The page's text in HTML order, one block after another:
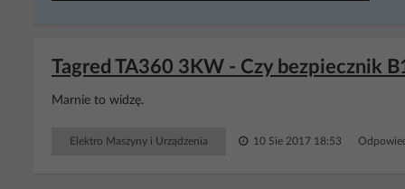
Tagred TA360 3KW - Czy bezpiecznik
Marnie to widzę.
Elektro Maszyny i Urządzenia 10 Sie 2017 18:53